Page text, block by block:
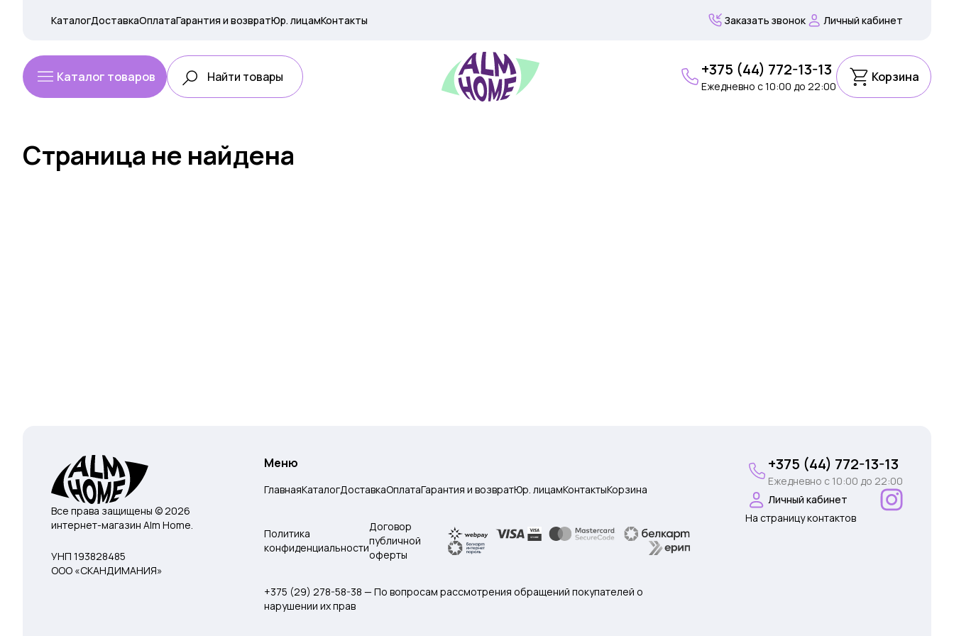
КаталогДоставкаОплатаГарантия и возвратЮр. лицамКонтакты Заказать звонок Личный кабинет
Каталог товаров +375 (44) 772-13-13
Ежедневно c 10:00 до 22:00
Корзина
Страница не найдена
Все права защищены © 2026
интернет-магазин Alm Home.
УНП 193828485
ООО «СКАНДИМАНИЯ»
Меню
ГлавнаяКаталогДоставкаОплатаГарантия и возвратЮр. лицамКонтактыКорзина
Политика
конфиденциальности
Договор
публичной
оферты
+375 (29) 278-58-38 — По вопросам рассмотрения обращений покупателей о
нарушении их прав
+375 (44) 772-13-13
Ежедневно c 10:00 до 22:00
Личный кабинет
На страницу контактов